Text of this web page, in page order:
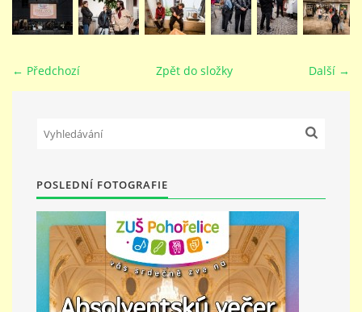
PEDAGOGICKÝ SBOR
DOKUMENTY / KE STAŽENÍ
KURZY
KONTAKTY
PŘÍMĚSTSKÝ TÁBOR
MISS VÝTVARNÝ MODEL
← Předchozí Další →
Zpět do složky
POSLEDNÍ FOTOGRAFIE